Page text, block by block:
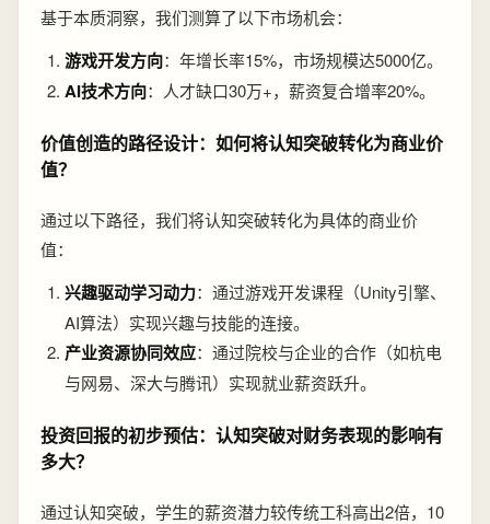
基于本质洞察，我们测算了以下市场机会：
游戏开发方向：年增长率15%，市场规模达5000亿。
AI技术方向：人才缺口30万+，薪资复合增率20%。
价值创造的路径设计：如何将认知突破转化为商业价
值？
通过以下路径，我们将认知突破转化为具体的商业价
值：
兴趣驱动学习动力：通过游戏开发课程（Unity引擎、
AI算法）实现兴趣与技能的连接。
产业资源协同效应：通过院校与企业的合作（如杭电
与网易、深大与腾讯）实现就业薪资跃升。
投资回报的初步预估：认知突破对财务表现的影响有
多大？
通过认知突破，学生的薪资潜力较传统工科高出2倍，10